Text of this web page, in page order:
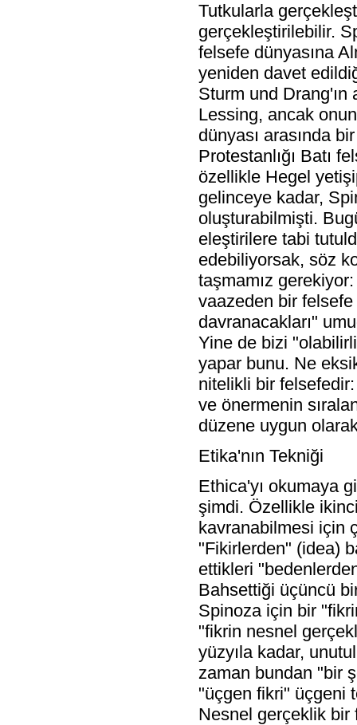
Tutkularla
gerçekleştirilebilir.
felsefe dünyasına
yeniden davet
Sturm und Drang'ın
Lessing, ancak
dünyası arasında
Protestanlığı Batı
özellikle Hegel
gelinceye kadar,
oluşturabilmişti.
eleştirilere tabi
edebiliyorsak, söz
taşmamız
vaazeden bir felsefe
davranacakları"
Yine de bizi
yapar bunu. Ne
nitelikli bir felsefedir:
ve önermenin
düzene uygun
Etika'nın Tekniği
Ethica'yı okumaya
şimdi. Özellikle
kavranabilmesi için
"Fikirlerden" (idea)
ettikleri
Bahsettiği üçüncü
Spinoza için bir
"fikrin nesnel
yüzyıla kadar,
zaman bundan "bir
"üçgen fikri" üçgeni
Nesnel gerçeklik